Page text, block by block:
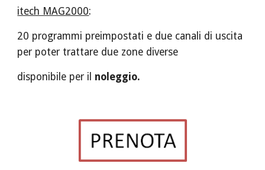
itech MAG2000:
20 programmi preimpostati e due canali di uscita
per poter trattare due zone diverse
disponibile per il noleggio.